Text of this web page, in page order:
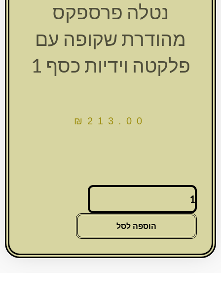
נטלה פרספקס
מהודרת שקופה עם
פלקטה וידיות כסף 1
₪ 213.00
כמות
של
נטלה
מהודרת
עם
הוספה לסל